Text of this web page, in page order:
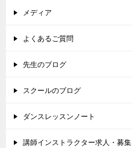
メディア
よくあるご質問
先生のブログ
スクールのブログ
ダンスレッスンノート
講師インストラクター求人・募集